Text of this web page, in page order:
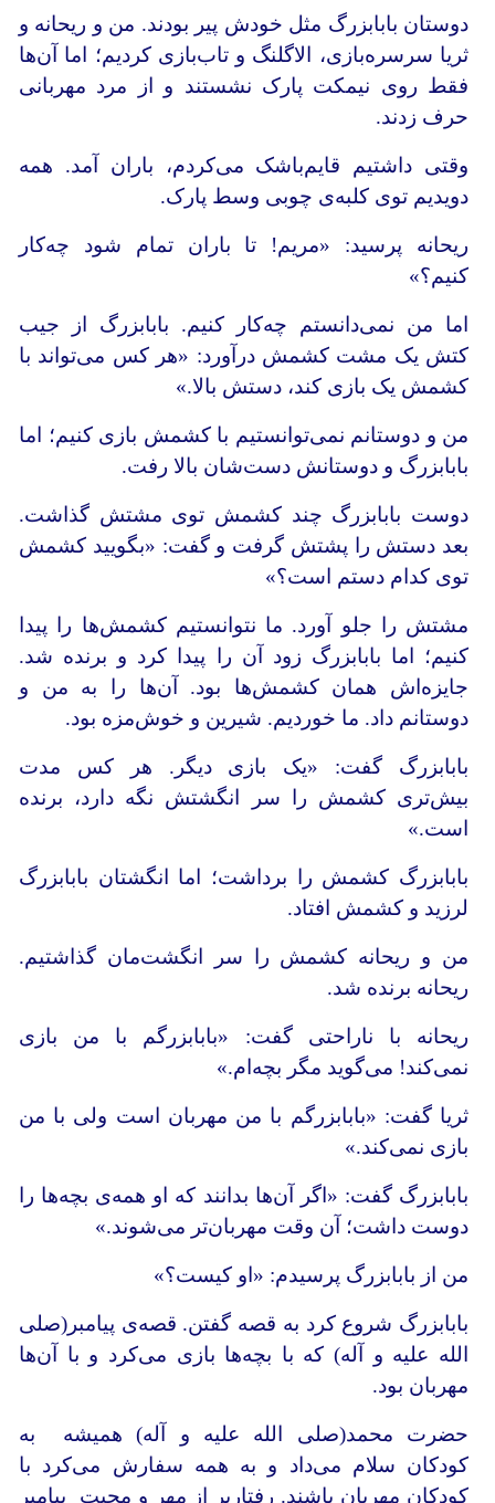
دوستان بابابزرگ مثل خودش پیر بودند. من و ریحانه و
ثریا سرسره‌بازی، الاگلنگ و تاب‌بازی کردیم؛ اما آن‌ها
فقط روی نیمکت پارک نشستند و از مرد مهربانی
حرف زدند.
وقتی داشتیم قایم‌باشک می‌کردم، باران آمد. همه
دویدیم توی کلبه‌ی چوبی وسط پارک.
ریحانه پرسید: «مریم! تا باران تمام شود چه‌کار
کنیم؟»
اما من نمی‌دانستم چه‌کار کنیم. بابابزرگ از جیب
کتش یک مشت کشمش درآورد: «هر کس می‌تواند با
کشمش یک بازی کند، دستش بالا.»
من و دوستانم نمی‌توانستیم با کشمش بازی کنیم؛ اما
بابابزرگ و دوستانش دست‌شان بالا رفت.
دوست بابابزرگ چند کشمش توی مشتش گذاشت.
بعد دستش را پشتش گرفت و گفت: «بگویید کشمش
توی کدام دستم است؟»
مشتش را جلو آورد. ما نتوانستیم کشمش‌ها را پیدا
کنیم؛ اما بابابزرگ زود آن را پیدا کرد و برنده شد.
جایزه‌اش همان کشمش‌ها بود. آن‌ها را به من و
دوستانم داد. ما خوردیم. شیرین و خوش‌مزه بود.
بابابزرگ گفت: «یک بازی دیگر. هر کس مدت
بیش‌تری کشمش را سر انگشتش نگه دارد، برنده
است.»
بابابزرگ کشمش را برداشت؛ اما انگشتان بابابزرگ
لرزید و کشمش افتاد.
من و ریحانه کشمش را سر انگشت‌مان گذاشتیم.
ریحانه برنده شد.
ریحانه با ناراحتی گفت: «بابابزرگم با من بازی
نمی‌کند! می‌گوید مگر بچه‌ام.»
ثریا گفت: «بابابزرگم با من مهربان است ولی با من
بازی نمی‌کند.»
بابابزرگ گفت: «اگر آن‌ها بدانند که او همه‌ی بچه‌ها را
دوست داشت؛ آن وقت مهربان‌تر می‌شوند.»
من از بابابزرگ پرسیدم: «او کیست؟»
بابابزرگ شروع کرد به قصه گفتن. قصه‌ی پیامبر(صلی
الله علیه و آله) که با بچه‌ها بازی می‌کرد و با آن‌ها
مهربان بود.
حضرت محمد(صلی الله علیه و آله) همیشه به
کودکان سلام می‌داد و به همه سفارش می‌کرد با
کودکان مهربان باشند. رفتارپر از مهر و محبت پیامبر